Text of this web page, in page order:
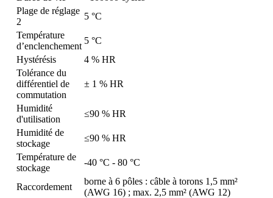
Plage de réglage
2
5 °C
Température
d’enclenchement
5 °C
Hystérésis
4 % HR
Tolérance du
différentiel de
commutation
± 1 % HR
Humidité
d'utilisation
≤90 % HR
Humidité de
stockage
≤90 % HR
Température de
stockage
-40 °C - 80 °C
Raccordement
borne à 6 pôles : câble à torons 1,5 mm²
(AWG 16) ; max. 2,5 mm² (AWG 12)